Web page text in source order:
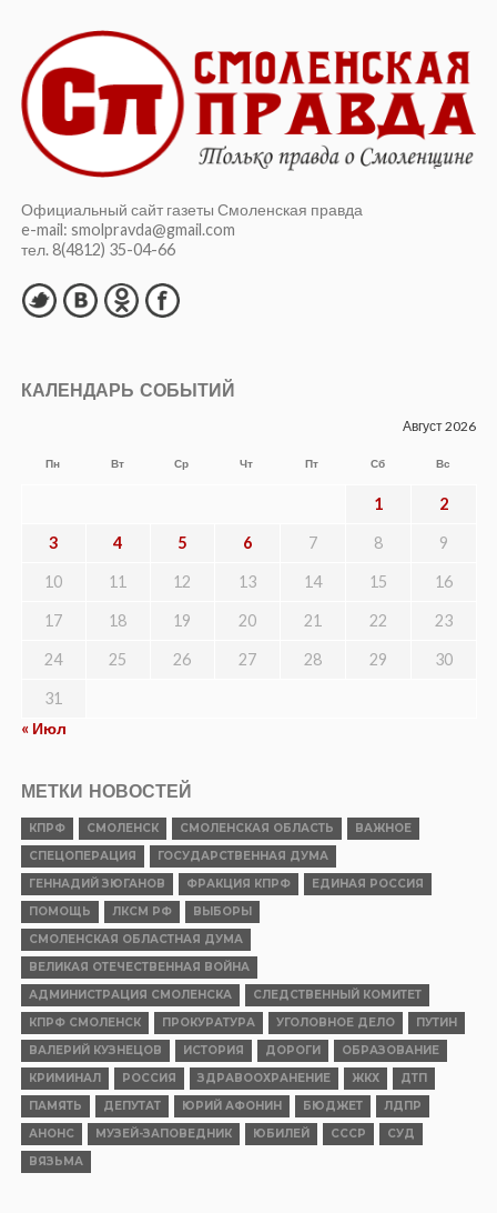
Официальный сайт газеты Смоленская правда
e-mail: smolpravda@gmail.com
тел. 8(4812) 35-04-66
КАЛЕНДАРЬ СОБЫТИЙ
Август 2026
Пн Вт Ср Чт Пт Сб Вс
1 2
3 4 5 6 7 8 9
10 11 12 13 14 15 16
17 18 19 20 21 22 23
24 25 26 27 28 29 30
31
« Июл
МЕТКИ НОВОСТЕЙ
КПРФ СМОЛЕНСК СМОЛЕНСКАЯ ОБЛАСТЬ
ВАЖНОЕ
СПЕЦОПЕРАЦИЯ
ГОСУДАРСТВЕННАЯ ДУМА
ГЕННАДИЙ ЗЮГАНОВ
ФРАКЦИЯ КПРФ
ЕДИНАЯ РОССИЯ
ПОМОЩЬ
ЛКСМ РФ
ВЫБОРЫ
СМОЛЕНСКАЯ ОБЛАСТНАЯ ДУМА
ВЕЛИКАЯ ОТЕЧЕСТВЕННАЯ ВОЙНА
АДМИНИСТРАЦИЯ СМОЛЕНСКА
СЛЕДСТВЕННЫЙ КОМИТЕТ
КПРФ СМОЛЕНСК
ПРОКУРАТУРА УГОЛОВНОЕ ДЕЛО
ПУТИН
ВАЛЕРИЙ КУЗНЕЦОВ
ИСТОРИЯ ДОРОГИ
ОБРАЗОВАНИЕ
КРИМИНАЛ
РОССИЯ ЗДРАВООХРАНЕНИЕ ЖКХ
ДТП
ПАМЯТЬ
ДЕПУТАТ ЮРИЙ АФОНИН БЮДЖЕТ
ЛДПР
АНОНС
МУЗЕЙ-ЗАПОВЕДНИК ЮБИЛЕЙ СССР
СУД
ВЯЗЬМА